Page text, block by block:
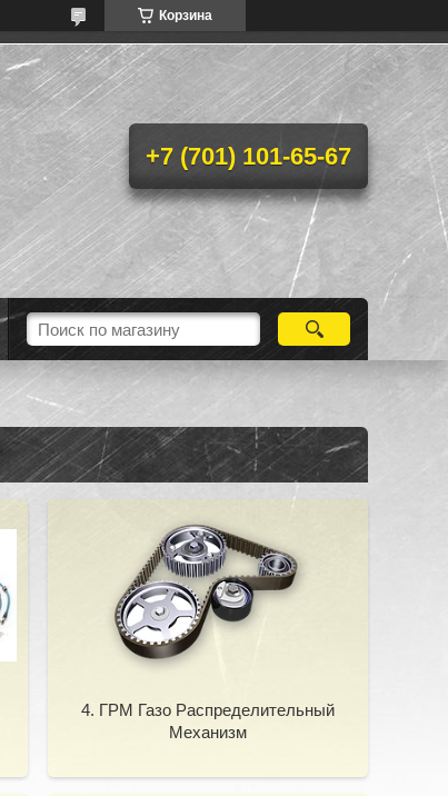
Корзина
+7 (701) 101-65-67
4. ГРМ Газо Распределительный
Механизм